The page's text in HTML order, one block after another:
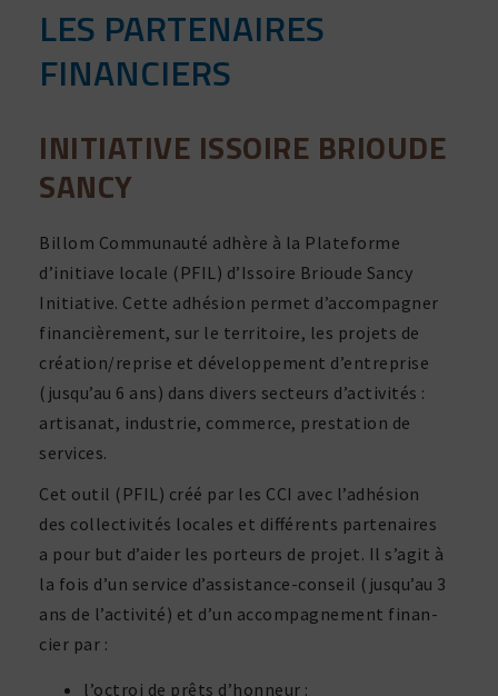
LES PARTENAIRES
FINANCIERS
INITIATIVE ISSOIRE BRIOUDE
SANCY
Billom Communauté adhère à la Plateforme
d’initiave locale (PFIL) d’Issoire Brioude Sancy
Initiative. Cette adhé­sion permet d’accompagner
finan­ciè­re­ment, sur le terri­toire, les projets de
création/reprise et déve­lop­pe­ment d’entreprise
(jusqu’au 6 ans) dans divers secteurs d’activités :
arti­sanat, indus­trie, commerce, pres­ta­tion de
services.
Cet outil (PFIL) créé par les CCI avec l’adhésion
des collec­ti­vités locales et diffé­rents parte­naires
a pour but d’aider les porteurs de projet. Il s’agit à
la fois d’un service d’assistance-conseil (jusqu’au 3
ans de l’activité) et d’un accom­pa­gne­ment finan­
cier par :
l’octroi de prêts d’honneur :